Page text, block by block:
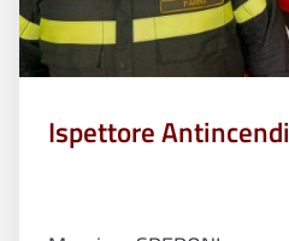
Ispettore Antincendi